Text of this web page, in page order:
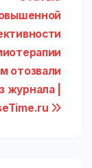
отозвали
журнала |